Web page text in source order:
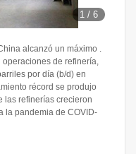
1 /6
alcanzó un máximo .
operaciones de refinería,
por día (b/d) en
récord se produjo
las refinerías crecieron
la pandemia de COVID-